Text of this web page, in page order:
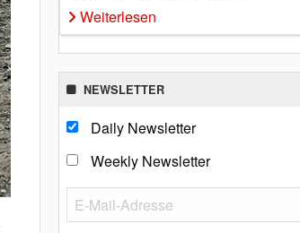
Weiterlesen
NEWSLETTER
Daily Newsletter
Weekly Newsletter